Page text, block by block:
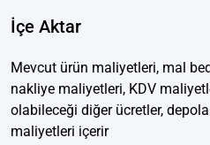
İçe Aktar
Mevcut ürün maliyetleri, mal
nakliye maliyetleri, KDV
olabileceği diğer ücretler,
maliyetleri içerir